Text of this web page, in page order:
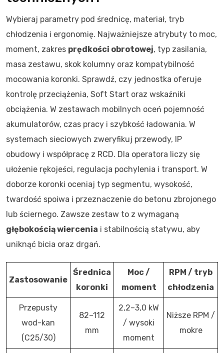
Wybieraj parametry pod średnicę, materiał, tryb
chłodzenia i ergonomię. Najważniejsze atrybuty to moc,
moment, zakres prędkości obrotowej, typ zasilania,
masa zestawu, skok kolumny oraz kompatybilność
mocowania koronki. Sprawdź, czy jednostka oferuje
kontrolę przeciążenia, Soft Start oraz wskaźniki
obciążenia. W zestawach mobilnych oceń pojemność
akumulatorów, czas pracy i szybkość ładowania. W
systemach sieciowych zweryfikuj przewody, IP
obudowy i współpracę z RCD. Dla operatora liczy się
ułożenie rękojeści, regulacja pochylenia i transport. W
doborze koronki oceniaj typ segmentu, wysokość,
twardość spoiwa i przeznaczenie do betonu zbrojonego
lub ściernego. Zawsze zestaw to z wymaganą
głębokością wiercenia i stabilnością statywu, aby
uniknąć bicia oraz drgań.
Zastosowanie
Średnica
koronki
Moc /
moment
RPM / tryb
chłodzenia
Przepusty
wod-kan
(C25/30)
82–112
mm
2,2–3,0 kW
/ wysoki
moment
Niższe RPM /
mokre